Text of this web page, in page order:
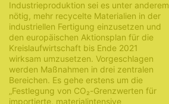
Industrieproduktion sei es unter anderem
nötig, mehr recycelte Materialien in der
industriellen Fertigung einzusetzen und
den europäischen Aktionsplan für die
Kreislaufwirtschaft bis Ende 2021
wirksam umzusetzen. Vorgeschlagen
werden Maßnahmen in drei zentralen
Bereichen. Es gehe erstens um die
„Festlegung von CO₂-Grenzwerten für
importierte, materialintensive